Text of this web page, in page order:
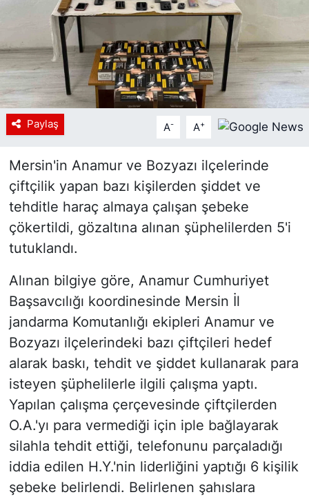
Paylaş A- A+
Mersin'in Anamur ve Bozyazı ilçelerinde
çiftçilik yapan bazı kişilerden şiddet ve
tehditle haraç almaya çalışan şebeke
çökertildi, gözaltına alınan şüphelilerden 5'i
tutuklandı.
Alınan bilgiye göre, Anamur Cumhuriyet
Başsavcılığı koordinesinde Mersin İl
jandarma Komutanlığı ekipleri Anamur ve
Bozyazı ilçelerindeki bazı çiftçileri hedef
alarak baskı, tehdit ve şiddet kullanarak para
isteyen şüphelilerle ilgili çalışma yaptı.
Yapılan çalışma çerçevesinde çiftçilerden
O.A.'yı para vermediği için iple bağlayarak
silahla tehdit ettiği, telefonunu parçaladığı
iddia edilen H.Y.'nin liderliğini yaptığı 6 kişilik
şebeke belirlendi. Belirlenen şahıslara
Haberde insan
Tanıtım